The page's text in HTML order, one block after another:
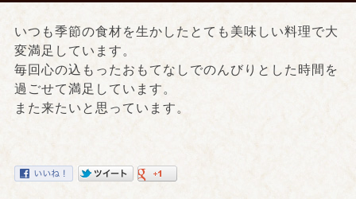
いつも季節の食材を生かしたとても美味しい料理で大
変満足しています。
毎回心の込もったおもてなしでのんびりとした時間を
過ごせて満足しています。
また来たいと思っています。